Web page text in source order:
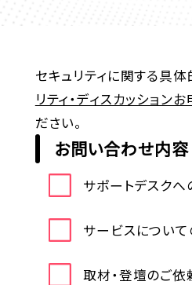
ご相談
セキュリティに関する具
リティ・ディスカッション
ださい。
お問い合わせ内容
サポートデスクへ
サービスについ
取材・登壇のご依